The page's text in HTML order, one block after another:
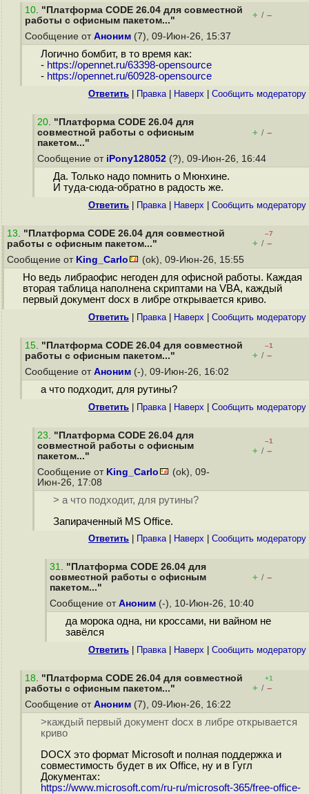
10. "Платформа CODE 26.04 для совместной
работы с офисным пакетом..."
+ / –
Сообщение от Аноним (7), 09-Июн-26, 15:37
Логично бомбит, в то время как:
- https://opennet.ru/63398-opensource
- https://opennet.ru/60928-opensource
Ответить Правка| Наверх Cообщить модератору
20. "Платформа CODE 26.04 для
совместной работы с офисным
пакетом..."
+ / –
Сообщение от iPony128052 (?), 09-Июн-26, 16:44
Да. Только надо помнить о Мюнхине.
И туда-сюда-обратно в радость же.
Ответить Правка| Наверх Cообщить модератору
13. "Платформа CODE 26.04 для совместной
работы с офисным пакетом..."
–7
+ / –
Сообщение от King_Carlo (ok), 09-Июн-26, 15:55
Но ведь либраофис негоден для офисной работы. Каждая
вторая таблица наполнена скриптами на VBA, каждый
первый документ docx в либре открывается криво.
Ответить Правка| Наверх Cообщить модератору
15. "Платформа CODE 26.04 для совместной
работы с офисным пакетом..."
–1
+ / –
Сообщение от Аноним (-), 09-Июн-26, 16:02
а что подходит, для рутины?
Ответить Правка| Наверх Cообщить модератору
23. "Платформа CODE 26.04 для
совместной работы с офисным
пакетом..."
–1
+ / –
Сообщение от King_Carlo
(ok), 09-
Июн-26, 17:08
> а что подходит, для рутины?
Запираченный MS Office.
Ответить Правка| Наверх Cообщить модератору
31. "Платформа CODE 26.04 для
совместной работы с офисным
пакетом..."
+ / –
Сообщение от Аноним (-), 10-Июн-26, 10:40
да морока одна, ни кроссами, ни вайном не
завёлся
Ответить Правка| Наверх Cообщить модератору
18. "Платформа CODE 26.04 для совместной
работы с офисным пакетом..."
+1
+ / –
Сообщение от Аноним (7), 09-Июн-26, 16:22
>каждый первый документ docx в либре открывается
криво
DOCX это формат Microsoft и полная поддержка и
совместимость будет в их Office, ну и в Гугл
Документах:
https://www.microsoft.com/ru-ru/microsoft-365/free-office-